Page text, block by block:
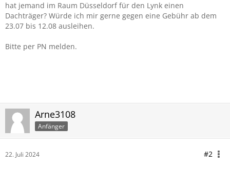
hat jemand im Raum Düsseldorf für den Lynk einen
Dachträger? Würde ich mir gerne gegen eine Gebühr ab dem
23.07 bis 12.08 ausleihen.
Bitte per PN melden.
Arne3108
Anfänger
22. Juli 2024 #2